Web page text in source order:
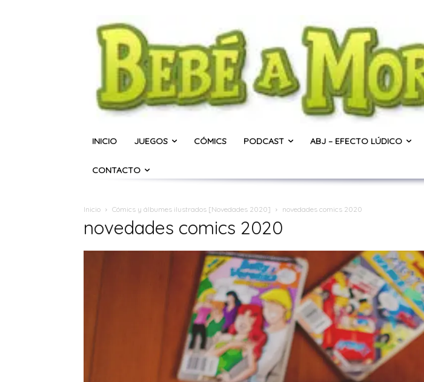
INICIO JUEGOS CÓMICS PODCAST ABJ – EFECTO LÚDICO
CONTACTO
Inicio Cómics y álbumes ilustrados [Novedades 2020] novedades comics 2020
novedades comics 2020